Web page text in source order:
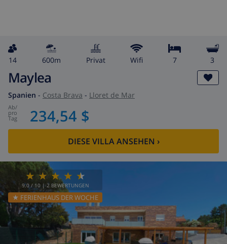
14 600m Privat wifi 7 3
Maylea
Spanien - Costa Brava - Lloret de Mar
ab/
pro
Tag 234,54 $
DIESE VILLA ANSEHEN ›
9.0/ 10 |2 BEWERTUNGEN
★ FERIENHAUS DER WOCHE